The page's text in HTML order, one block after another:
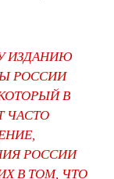
ИЗДАНИЮ
РОССИИ
В
ЧАСТО
РОССИИ
В ТОМ, ЧТО